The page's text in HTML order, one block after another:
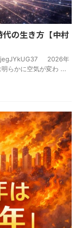
の生き方【中村
2026年
らかに空気が変わ ...